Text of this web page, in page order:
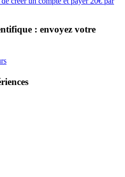
: envoyez votre